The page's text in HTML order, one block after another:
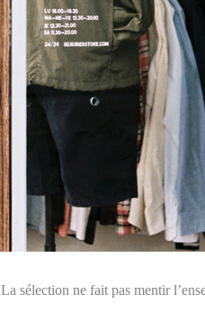
La sélection ne fait pas mentir